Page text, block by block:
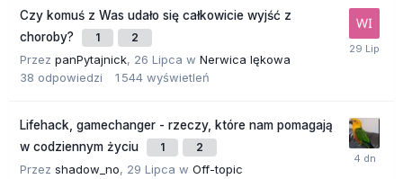
Czy komuś z Was udało się całkowicie wyjść z
choroby?
1 2
Przez panPytajnick, 26 Lipca w Nerwica lękowa
38 odpowiedzi 1 544 wyświetleń
Lifehack, gamechanger - rzeczy, które nam pomagają
w codziennym życiu
1 2
Przez shadow_no, 29 Lipca w Off-topic